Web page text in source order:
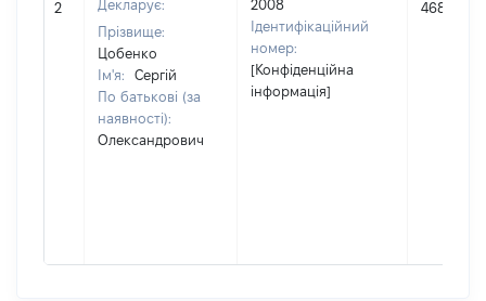
2
Декларує:
Прізвище:
Цобенко
Ім'я:
Сергій
По батькові (за
наявності):
Олександрович
2008
Ідентифікаційний
номер:
[Конфіденційна
інформація]
468900